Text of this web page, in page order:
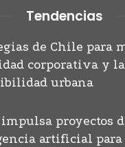
Tendencias
de Chile para
corporativa y la
urbana
impulsa proyectos
artificial para